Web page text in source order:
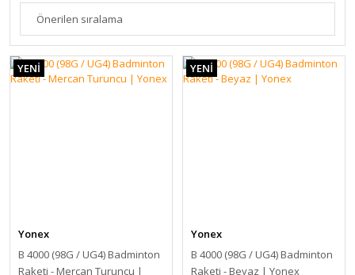
YENİ
Yonex
B 4000 (98G / UG4) Badminton
Raketi - Mercan Turuncu |
YENİ
Yonex
B 4000 (98G / UG4) Badminton
Raketi - Beyaz | Yonex